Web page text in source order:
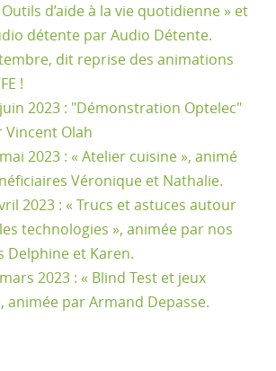
d’aide à la vie quotidienne » et
détente par Audio Détente.
dit reprise des animations
!
2023 : "Démonstration Optelec"
Vincent Olah
2023 : « Atelier cuisine », animé
Véronique et Nathalie.
2023 : « Trucs et astuces autour
technologies », animée par nos
Delphine et Karen.
2023 : « Blind Test et jeux
animée par Armand Depasse.